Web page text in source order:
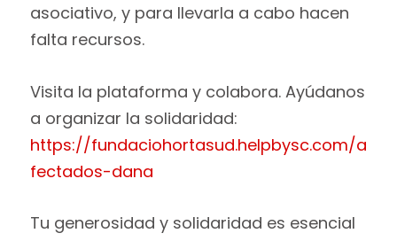
asociativo, y para llevarla a cabo hacen
falta recursos.
Visita la plataforma y colabora. Ayúdanos
a organizar la solidaridad:
https://fundaciohortasud.helpbysc.com/a
fectados-dana
Tu generosidad y solidaridad es esencial